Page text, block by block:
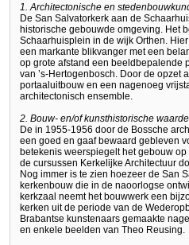
1. Architectonische en
De San Salvatorkerk aan de
historische gebouwde omgeving. Het
Schaarhuisplein in de wijk Orthen.
een markante blikvanger met een
op grote afstand een beeldbepalende
van ’s-Hertogenbosch. Door de
portaaluitbouw en een nagenoeg
architectonisch ensemble.
2. Bouw- en/of kunsthistorische
De in 1955-1956 door de Bossche
een goed en gaaf bewaard gebleven
betekenis weerspiegelt het gebouw
de cursussen Kerkelijke Architectuur
Nog immer is te zien hoezeer de San
kerkenbouw die in de naoorlogse
kerkzaal neemt het bouwwerk een
kerken uit de periode van de
Brabantse kunstenaars gemaakte
en enkele beelden van Theo Reusing.